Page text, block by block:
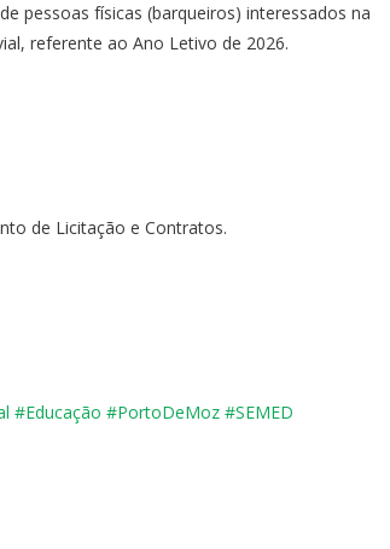
pessoas físicas (barqueiros) interessados na
referente ao Ano Letivo de 2026.
de Licitação e Contratos.
#Educação #PortoDeMoz #SEMED